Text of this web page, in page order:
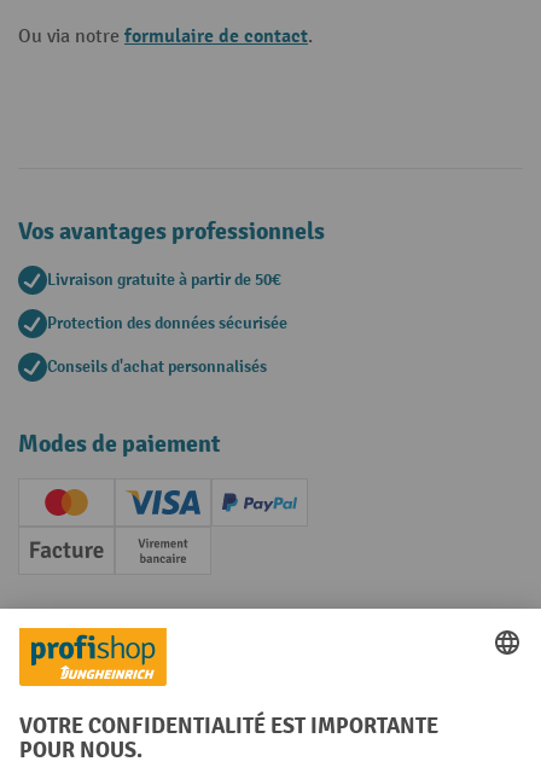
Ou via notre formulaire de contact.
Vos avantages professionnels
Livraison gratuite à partir de 50€
Protection des données sécurisée
Conseils d'achat personnalisés
Modes de paiement
Creditcard (Master)Creditcard (Visa)
PayPal
Facture Paiement anticipé
Réseaux sociaux
Facebook
YouTube
LinkedInInstagram